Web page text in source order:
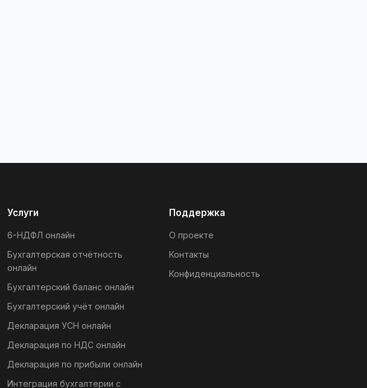
Услуги
6-НДФЛ онлайн
Бухгалтерская отчётность
онлайн
Бухгалтерский баланс онлайн
Бухгалтерский учёт онлайн
Декларация УСН онлайн
Декларация по НДС онлайн
Декларация по прибыли онлайн
Интеграция бухгалтерии с
Поддержка
О проекте
Контакты
Конфиденциальность